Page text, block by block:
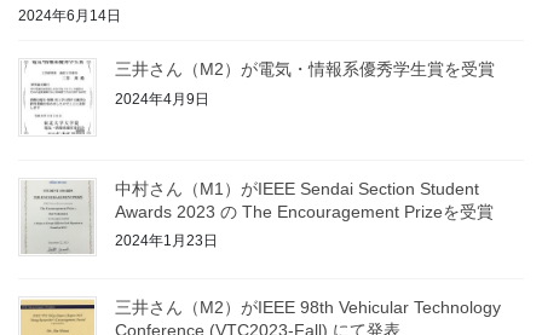
2024年6月14日
三井さん（M2）が電気・情報系優秀学生賞を受賞
2024年4月9日
中村さん（M1）がIEEE Sendai Section Student
Awards 2023 の The Encouragement Prizeを受賞
2024年1月23日
三井さん（M2）がIEEE 98th Vehicular Technology
Conference (VTC2023-Fall) にて発表